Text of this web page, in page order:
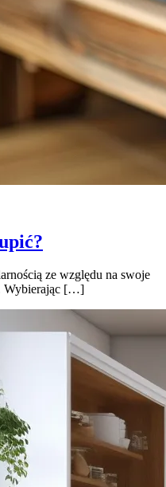
ze względu na swoje
Wybierając […]